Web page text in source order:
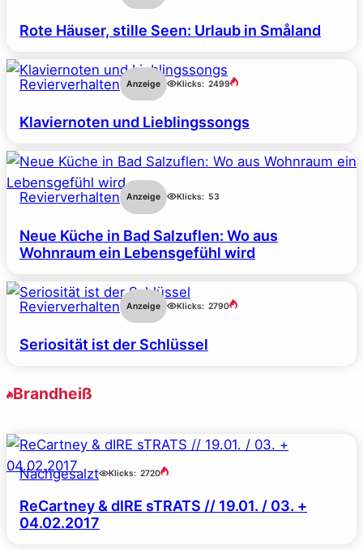
Rote Häuser, stille Seen: Urlaub in Småland
Revierverhalten Anzeige Klicks: 2499
Klaviernoten und Lieblingssongs
Revierverhalten Anzeige Klicks: 53
Neue Küche in Bad Salzuflen: Wo aus
Wohnraum ein Lebensgefühl wird
Revierverhalten Anzeige Klicks: 2790
Seriosität ist der Schlüssel
Brandheiß
Nachgesalzt Klicks: 2720
ReCartney & dIRE sTRATS // 19.01. / 03. +
04.02.2017